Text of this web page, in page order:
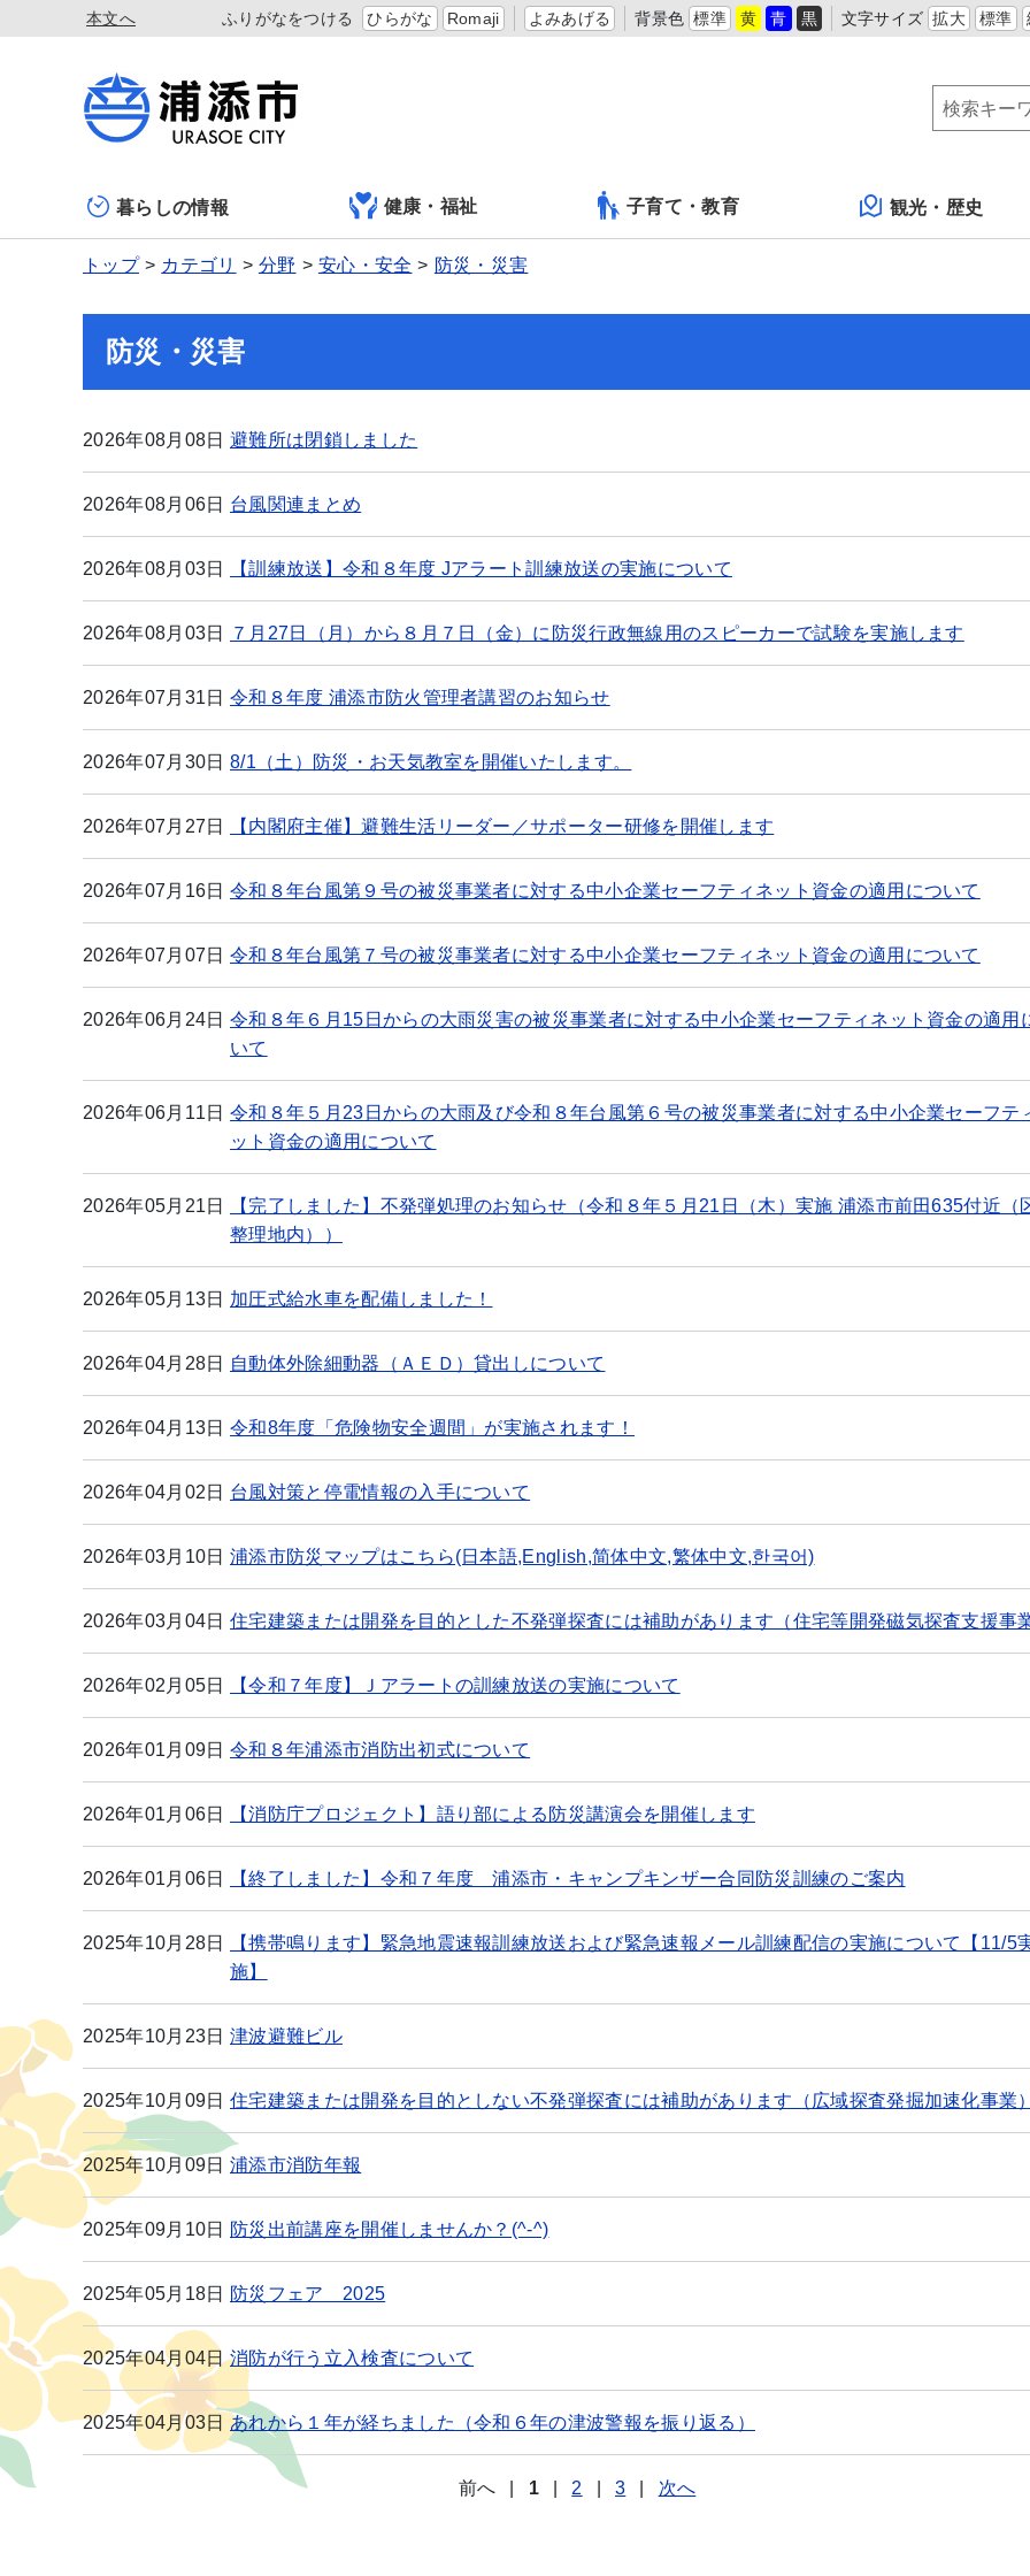
本文へ ふりがなをつける ひらがな Romaji よみあげる 背景色 標準 黄 青 黒 文字サイズ 拡大 標準
暮らしの情報 健康・福祉 子育て・教育 観光・歴史
トップ カテゴリ 分野 安心・安全 防災・災害
防災・災害
2026年08月08日 避難所は閉鎖しました
2026年08月06日 台風関連まとめ
2026年08月03日 【訓練放送】令和８年度 Jアラート訓練放送の実施について
2026年08月03日 ７月27日（月）から８月７日（金）に防災行政無線用のスピーカーで試験を実施します
2026年07月31日 令和８年度 浦添市防火管理者講習のお知らせ
2026年07月30日 8/1（土）防災・お天気教室を開催いたします。
2026年07月27日 【内閣府主催】避難生活リーダー／サポーター研修を開催します
2026年07月16日 令和８年台風第９号の被災事業者に対する中小企業セーフティネット資金の適用について
2026年07月07日 令和８年台風第７号の被災事業者に対する中小企業セーフティネット資金の適用について
2026年06月24日 令和８年６月15日からの大雨災害の被災事業者に対する中小企業セーフティネット資金の適用
いて
2026年06月11日 令和８年５月23日からの大雨及び令和８年台風第６号の被災事業者に対する中小企業セーフテ
ット資金の適用について
2026年05月21日
【完了しました】不発弾処理のお知らせ（令和８年５月21日（木）実施 浦添市前田635付近（
整理地内））
2026年05月13日 加圧式給水車を配備しました！
2026年04月28日 自動体外除細動器（ＡＥＤ）貸出しについて
2026年04月13日 令和8年度「危険物安全週間」が実施されます！
2026年04月02日 台風対策と停電情報の入手について
2026年03月10日 浦添市防災マップはこちら(日本語,English,简体中文,繁体中文,한국어)
2026年03月04日 住宅建築または開発を目的とした不発弾探査には補助があります（住宅等開発磁気探査支援事
2026年02月05日 【令和７年度】Ｊアラートの訓練放送の実施について
2026年01月09日 令和８年浦添市消防出初式について
2026年01月06日 【消防庁プロジェクト】語り部による防災講演会を開催します
2026年01月06日 【終了しました】令和７年度 浦添市・キャンプキンザー合同防災訓練のご案内
2025年10月28日
【携帯鳴ります】緊急地震速報訓練放送および緊急速報メール訓練配信の実施について【11/5
施】
2025年10月23日 津波避難ビル
2025年10月09日 住宅建築または開発を目的としない不発弾探査には補助があります（広域探査発掘加速化事業
2025年10月09日 浦添市消防年報
2025年09月10日 防災出前講座を開催しませんか？(^-^)
2025年05月18日 防災フェア 2025
2025年04月04日 消防が行う立入検査について
2025年04月03日 あれから１年が経ちました（令和６年の津波警報を振り返る）
前へ 1 2 3 次へ